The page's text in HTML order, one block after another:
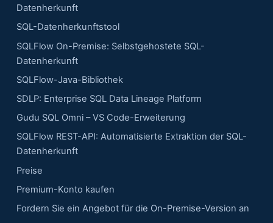
Datenherkunft
SQL-Datenherkunftstool
SQLFlow On-Premise: Selbstgehostete SQL-
Datenherkunft
SQLFlow-Java-Bibliothek
SDLP: Enterprise SQL Data Lineage Platform
Gudu SQL Omni – VS Code-Erweiterung
SQLFlow REST-API: Automatisierte Extraktion der SQL-
Datenherkunft
Preise
Premium-Konto kaufen
Fordern Sie ein Angebot für die On-Premise-Version an